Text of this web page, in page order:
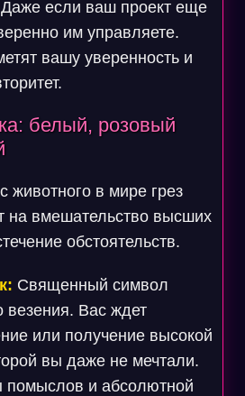
если ваш проект еще
им управляете.
вашу уверенность и
белый, розовый
животного в мире грез
на вмешательство высших
обстоятельств.
Священный символ
везения. Вас ждет
или получение высокой
вы даже не мечтали.
помыслов и абсолютной